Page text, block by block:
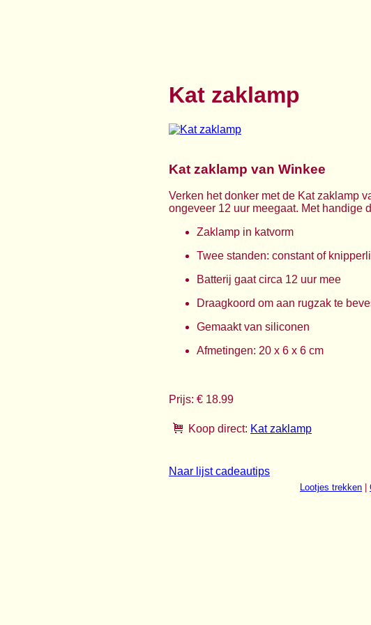
Kat zaklamp
Kat zaklamp van Winkee
Verken het donker met de Kat zaklamp
ongeveer 12 uur meegaat. Met handige
Zaklamp in katvorm
Twee standen: constant of
Batterij gaat circa 12 uur mee
Draagkoord om aan rugzak te
Gemaakt van siliconen
Afmetingen: 20 x 6 x 6 cm
Prijs: € 18.99
Koop direct: Kat zaklamp
Naar lijst cadeautips
Lootjes trekken